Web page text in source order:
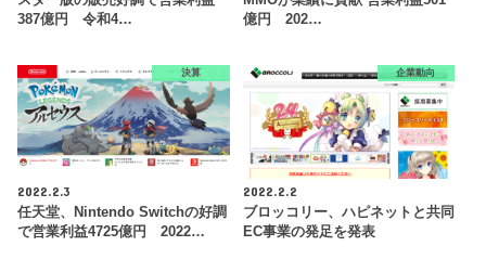
387億円 令和4…
億円 202…
決算
2022.2.3
任天堂、Nintendo Switchの好調
で営業利益4725億円 2022…
企業動向
2022.2.2
ブロッコリー、ハピネットと共同
EC事業の発足を発表